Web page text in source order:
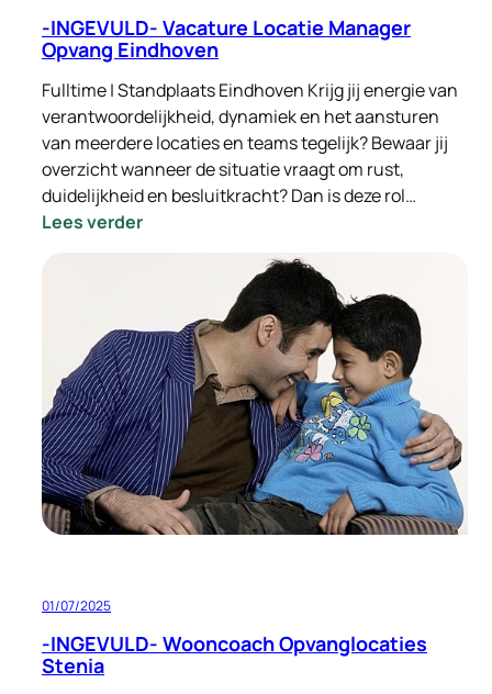
-INGEVULD- Vacature Locatie Manager
Opvang Eindhoven
Fulltime | Standplaats Eindhoven Krijg jij energie van
verantwoordelijkheid, dynamiek en het aansturen
van meerdere locaties en teams tegelijk? Bewaar jij
overzicht wanneer de situatie vraagt om rust,
duidelijkheid en besluitkracht? Dan is deze rol…
Lees verder:
Locatie
Manager
Opvang
Eindhoven
01/07/2025
-INGEVULD- Wooncoach Opvanglocaties
Stenia